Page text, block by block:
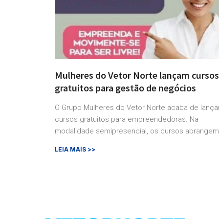
Mulheres do Vetor Norte lançam cursos
gratuitos para gestão de negócios
O Grupo Mulheres do Vetor Norte acaba de
cursos gratuitos para empreendedoras. Na
modalidade semipresencial, os cursos abrangem
LEIA MAIS >>